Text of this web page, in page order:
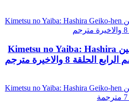
انمي قاتل الشياطين Kimetsu no Yaiba: Hashira